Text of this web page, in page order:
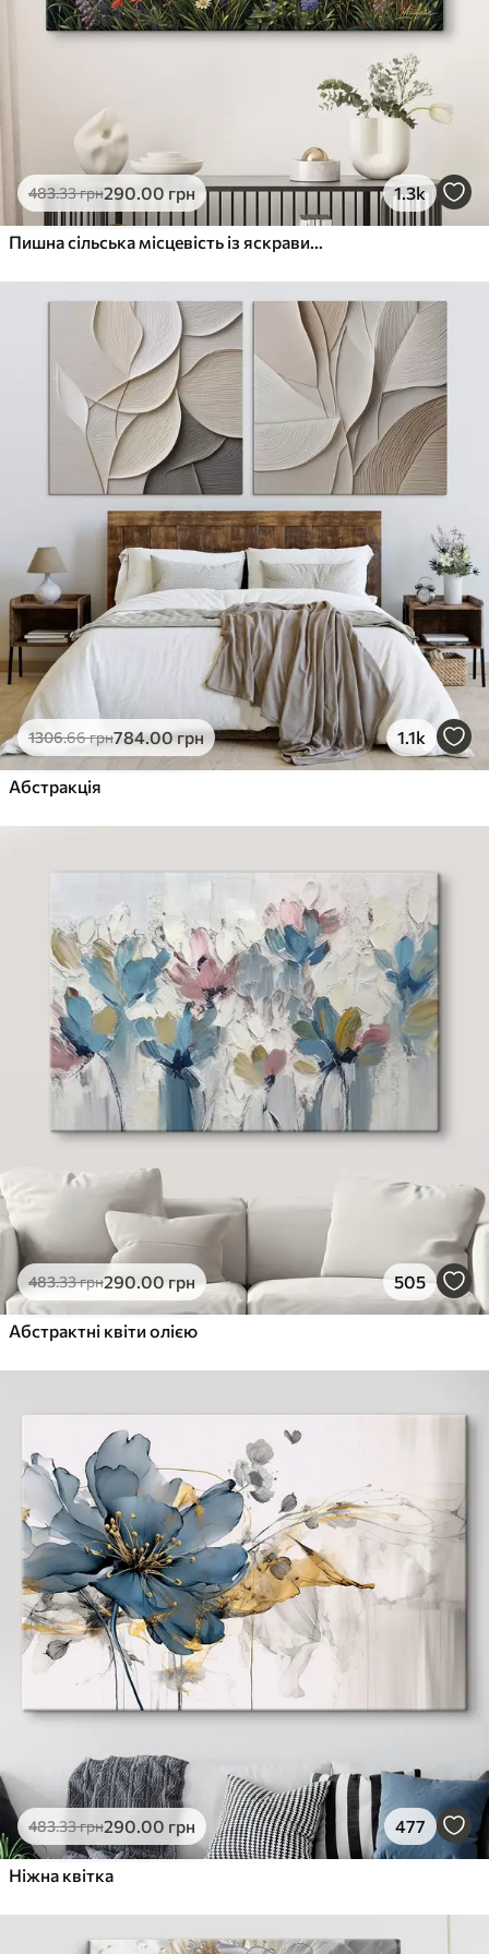
483.33грн290.00 грн 1.3k
Пишна сільська місцевість із яскравим лугом диких квітів, наповненим різнокольоровими квітами під хмарним небом
1306.66грн784.00грн 1.1k
Абстракція
483.33грн290.00грн 505
Абстрактні квіти олією
483.33грн290.00 грн 477
Ніжна квітка